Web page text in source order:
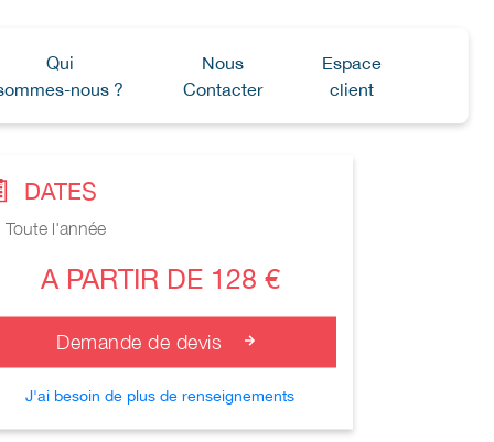
Qui
nous ?
Nous
Contacter
Espace
client
DATES
Toute l'année
A PARTIR DE 128 €
Demande de devis
J'ai besoin de plus de renseignements